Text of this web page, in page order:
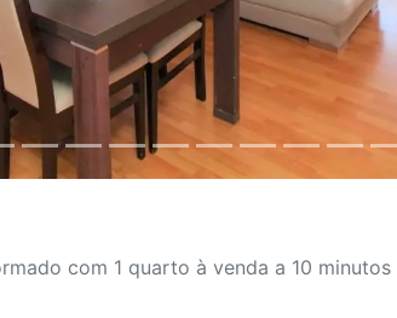
com 1 quarto à venda a 10 minutos